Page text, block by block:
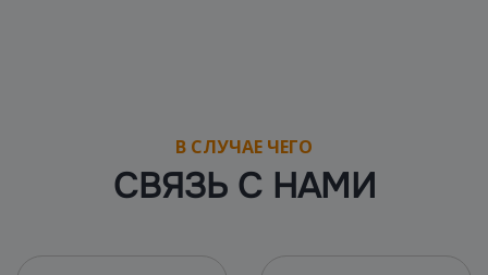
В СЛУЧАЕ ЧЕГО
СВЯЗЬ С НАМИ